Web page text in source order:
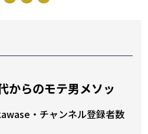
からのモテ男メソッ
・チャンネル登録者数